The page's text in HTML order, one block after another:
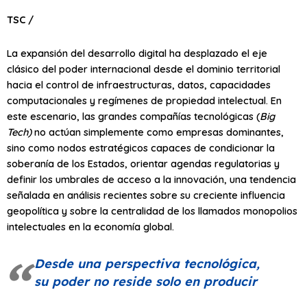
TSC /
La expansión del desarrollo digital ha desplazado el eje
clásico del poder internacional desde el dominio territorial
hacia el control de infraestructuras, datos, capacidades
computacionales y regímenes de propiedad intelectual. En
este escenario, las grandes compañías tecnológicas (Big
Tech)no actúan simplemente como empresas dominantes,
sino como nodos estratégicos capaces de condicionar la
soberanía de los Estados, orientar agendas regulatorias y
definir los umbrales de acceso a la innovación, una tendencia
señalada en análisis recientes sobre su creciente influencia
geopolítica y sobre la centralidad de los llamados monopolios
intelectuales en la economía global.
Desde una perspectiva tecnológica,
su poder no reside solo en producir